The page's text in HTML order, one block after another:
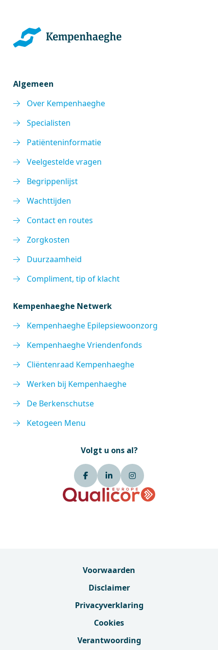
Algemeen
Over Kempenhaeghe
Specialisten
Patiënteninformatie
Veelgestelde vragen
Begrippenlijst
Wachttijden
Contact en routes
Zorgkosten
Duurzaamheid
Compliment, tip of klacht
Kempenhaeghe Netwerk
Kempenhaeghe Epilepsiewoonzorg
Kempenhaeghe Vriendenfonds
Cliëntenraad Kempenhaeghe
Werken bij Kempenhaeghe
De Berkenschutse
Ketogeen Menu
Volgt u ons al?
Voorwaarden
Disclaimer
Privacyverklaring
Cookies
Verantwoording